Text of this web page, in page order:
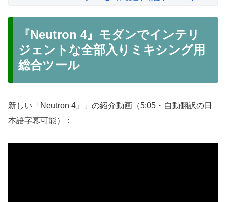
『Neutron 4』モダンでインテリ
ジェントな全部入りミキシング用
総合ツール
新しい「Neutron 4』」の紹介動画（5:05・自動翻訳の日
本語字幕可能）：